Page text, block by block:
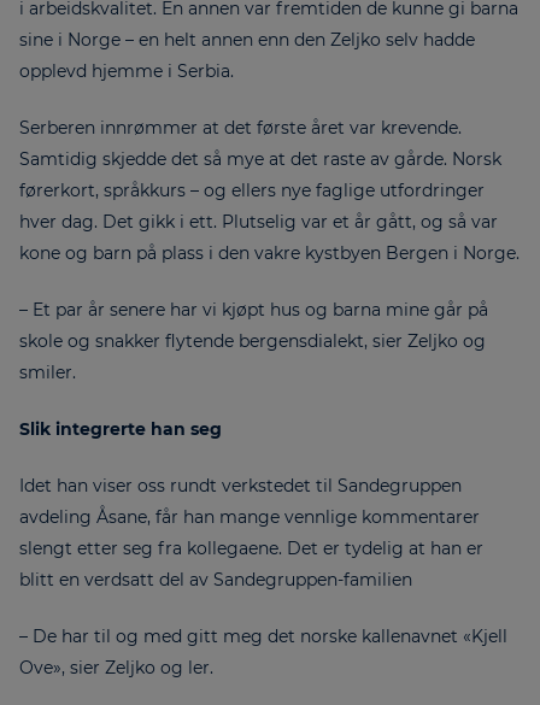
i arbeidskvalitet. En annen var fremtiden de kunne gi barna
sine i Norge – en helt annen enn den Zeljko selv hadde
opplevd hjemme i Serbia.
Serberen innrømmer at det første året var krevende.
Samtidig skjedde det så mye at det raste av gårde. Norsk
førerkort, språkkurs – og ellers nye faglige utfordringer
hver dag. Det gikk i ett. Plutselig var et år gått, og så var
kone og barn på plass i den vakre kystbyen Bergen i Norge.
– Et par år senere har vi kjøpt hus og barna mine går på
skole og snakker flytende bergensdialekt, sier Zeljko og
smiler.
Slik integrerte han seg
Idet han viser oss rundt verkstedet til Sandegruppen
avdeling Åsane, får han mange vennlige kommentarer
slengt etter seg fra kollegaene. Det er tydelig at han er
blitt en verdsatt del av Sandegruppen-familien
– De har til og med gitt meg det norske kallenavnet «Kjell
Ove», sier Zeljko og ler.